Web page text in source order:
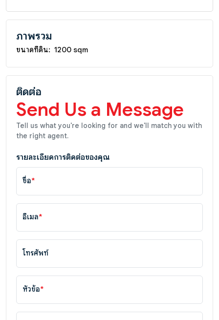
ภาพรวม
ขนาดที่ดิน: 1200 sqm
ติดต่อ
Send Us a Message
Tell us what you're looking for and we'll match you with
the right agent.
รายละเอียดการติดต่อของคุณ
ชื่อ*
อีเมล*
โทรศัพท์
หัวข้อ*